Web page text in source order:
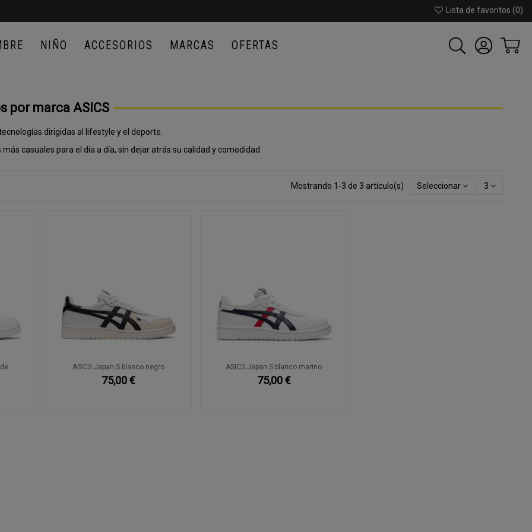
Lista de favoritos (0)
NIÑO ACCESORIOS MARCAS OFERTAS
por marca ASICS
dirigidas al lifestyle y el deporte.
casuales para el día a día, sin dejar atrás su calidad y comodidad
Mostrando 1-3 de 3 artículo(s) Seleccionar 3
ASICS Japan S blanco negro
75,00 €
ASICS Japan S blanco marino
75,00 €